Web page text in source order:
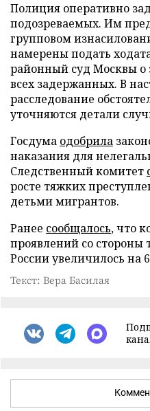
Полиция оперативно
подозреваемых. Им
групповом
намерены подать
районный суд Москвы
всех задержанных. В
расследование
уточняются детали
Госдума одобрила
наказания для
Следственный комитет
росте тяжких
детьми мигрантов.
Ранее сообщалось, что
проявлений со стороны
России увеличилось на
Текст: Вера Басилая